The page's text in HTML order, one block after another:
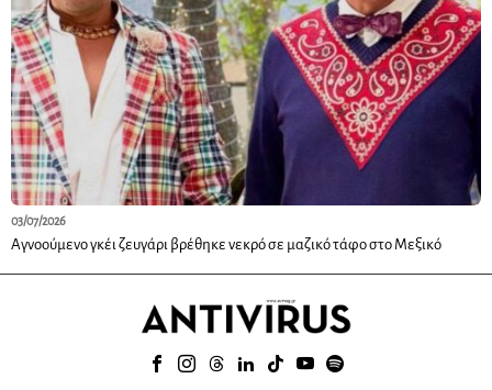
03/07/2026
Αγνοούμενο γκέι ζευγάρι βρέθηκε νεκρό σε μαζικό τάφο στο Μεξικό